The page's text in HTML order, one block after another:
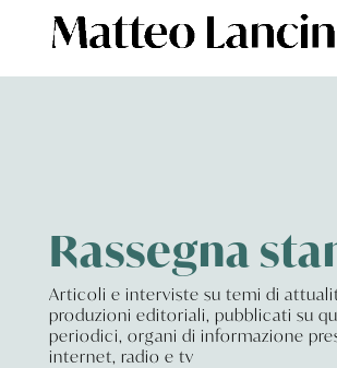
Rassegna
Articoli e interviste su temi di
produzioni editoriali, pubblicati su
periodici, organi di informazione
internet, radio e tv